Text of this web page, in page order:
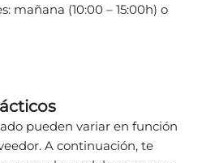
mañana (10:00 – 15:00h) o
pueden variar en función
A continuación, te